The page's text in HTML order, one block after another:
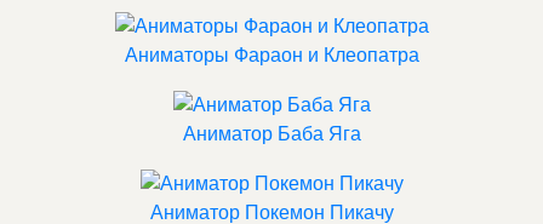
Аниматоры Фараон и Клеопатра
Аниматор Баба Яга
Аниматор Покемон Пикачу